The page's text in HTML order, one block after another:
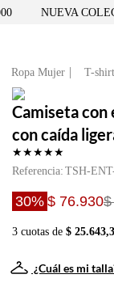
NUEVA
Ropa Mujer T-
Camiseta con
con caída
★★★★★
Referencia: TSH-
30% $ 76.930
3 cuotas de $
¿Cuál es mi